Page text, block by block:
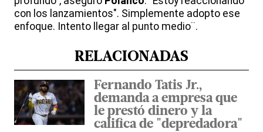
con los lanzamientos". Simplemente adopto ese
enfoque. Intento llegar al punto medio¨.
RELACIONADAS
Fernando Tatis Jr.,
demanda a empresa que
le prestó dinero y la
califica de "depredadora"